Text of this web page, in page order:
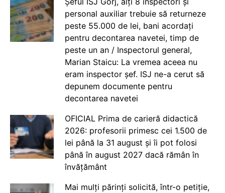
personal auxiliar trebuie să returneze
peste 55.000 de lei, bani acordați
pentru decontarea navetei, timp de
peste un an / Inspectorul general,
Marian Staicu: La vremea aceea nu
eram inspector șef. ISJ ne-a cerut să
depunem documente pentru
decontarea navetei
OFICIAL Prima de carieră didactică
2026: profesorii primesc cei 1.500 de
lei până la 31 august și îi pot folosi
până în august 2027 dacă rămân în
învățământ
Mai mulți părinți solicită, într-o petiție,